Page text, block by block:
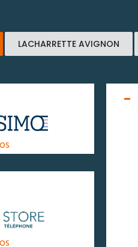
LACHARRETTE AVIGNON